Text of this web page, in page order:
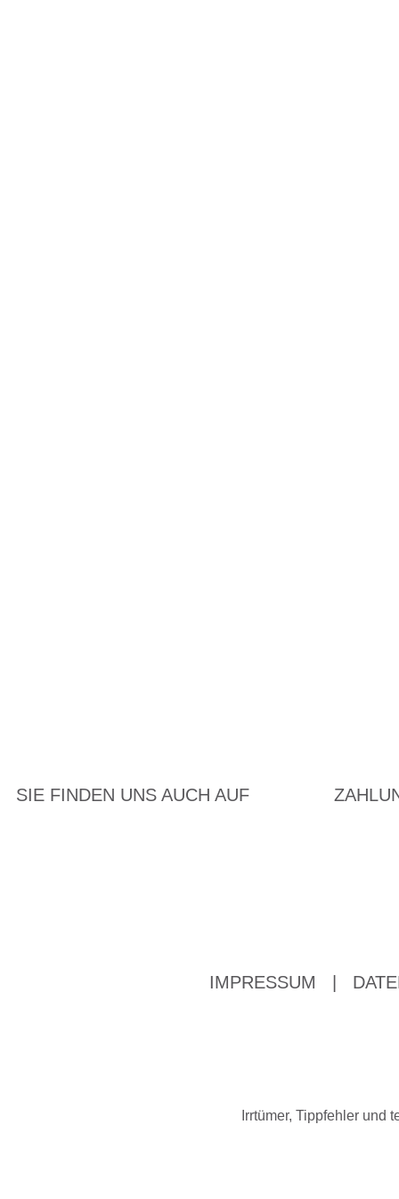
SIE FINDEN UNS AUCH AUF
IMPRESSUM
Irrtümer, Tippfehler und